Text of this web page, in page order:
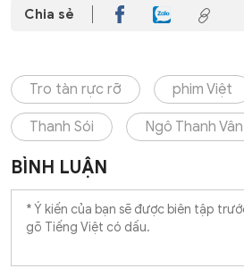
Chia sẻ
Tro tàn rực rỡ phim Việt
Thanh Sói Ngô Thanh Vân
BÌNH LUẬN